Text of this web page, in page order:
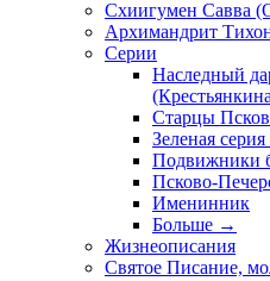
Схиигумен Савва
Архимандрит
Серии
Наследный
Старцы
Зеленая
Подвижники
Псково-
Именинник
Больше →
Жизнеописания
Святое Писание,